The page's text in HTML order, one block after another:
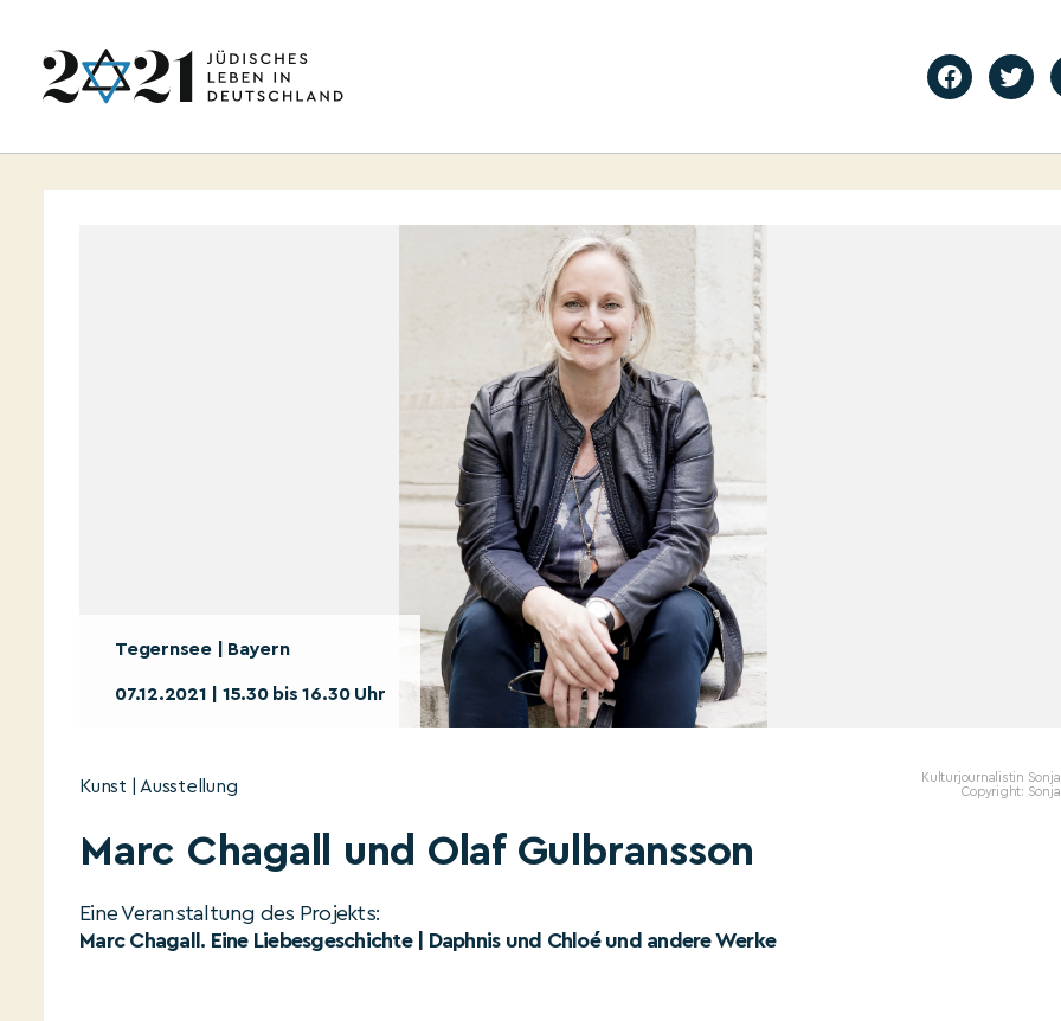
Tegernsee | Bayern
07.12.2021 | 15.30 bis 16.30 Uhr
Kulturjournalistin Sonja
Copyright: Sonja
Kunst | Ausstellung
Marc Chagall und Olaf Gulbransson
Eine Veranstaltung des Projekts:
Marc Chagall. Eine Liebesgeschichte | Daphnis und Chloé und andere Werke